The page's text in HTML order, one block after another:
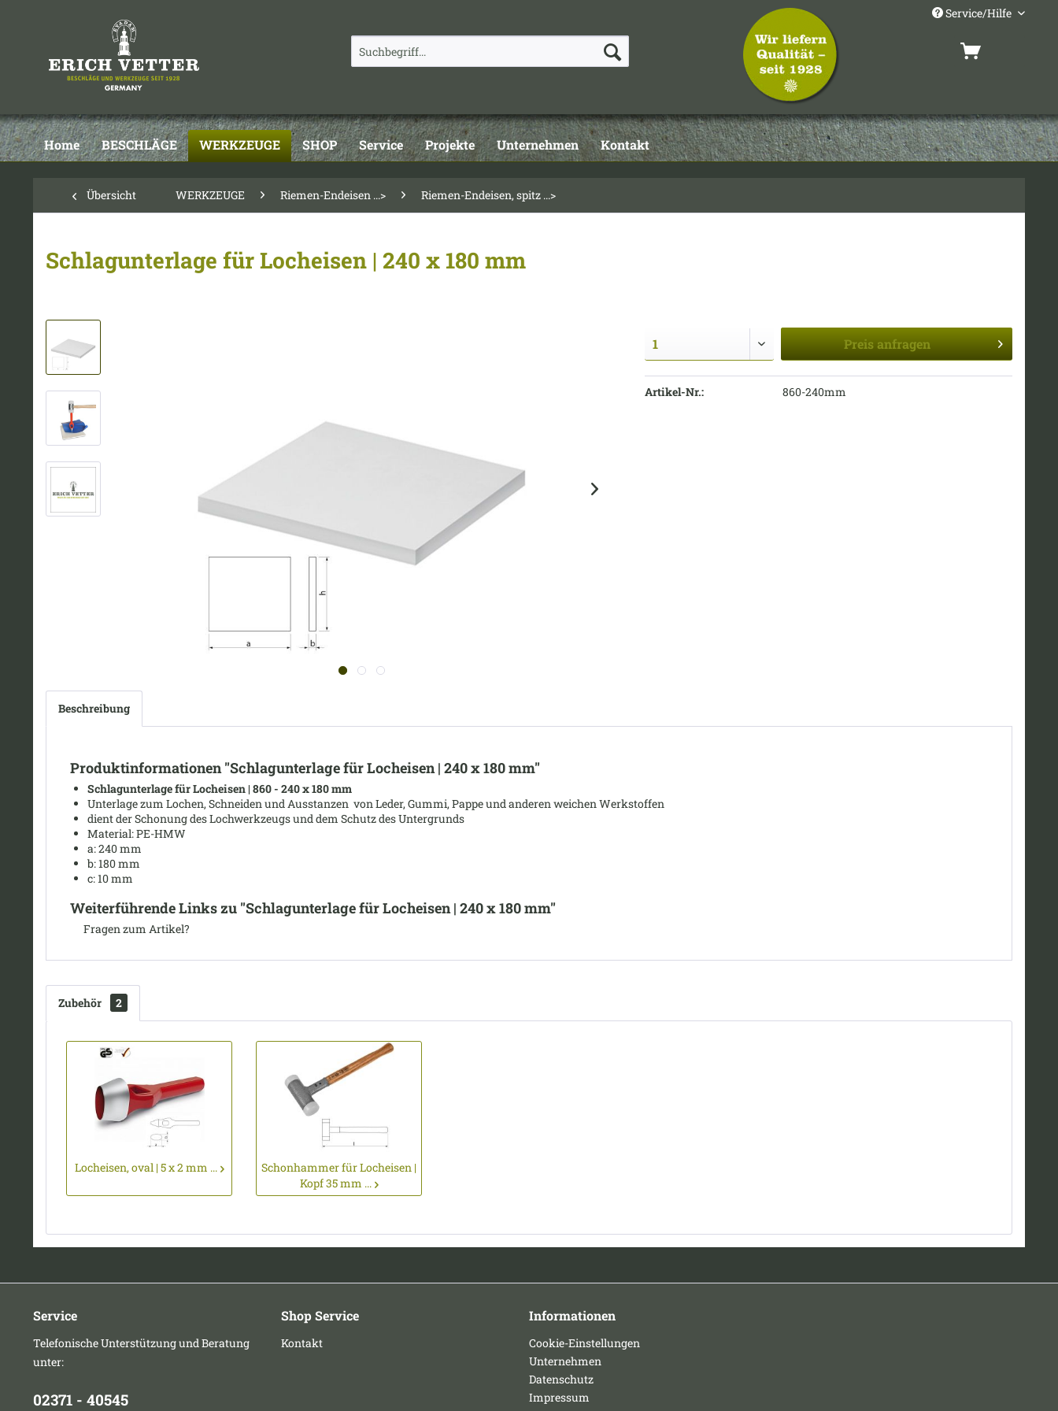
Service/Hilfe
Home BESCHLÄGE WERKZEUGE SHOP Service Projekte Unternehmen Kontakt
Übersicht WERKZEUGE Riemen-Endeisen ...> Riemen-Endeisen, spitz ...>
Schlagunterlage für Locheisen | 240 x 180 mm
Preis anfragen
Artikel-Nr.: 860-240mm
Beschreibung
Produktinformationen "Schlagunterlage für Locheisen | 240 x 180 mm"
Schlagunterlage für Locheisen | 860 - 240 x 180 mm
Unterlage zum Lochen, Schneiden und Ausstanzen von Leder, Gummi, Pappe und anderen weichen Werkstoffen
dient der Schonung des Lochwerkzeugs und dem Schutz des Untergrunds
Material: PE-HMW
a: 240 mm
b: 180 mm
c: 10 mm
Weiterführende Links zu "Schlagunterlage für Locheisen | 240 x 180 mm"
Fragen zum Artikel?
Zubehör 2
Locheisen, oval | 5 x 2 mm ...
Schonhammer für Locheisen |
Kopf 35 mm ...
Service
Telefonische Unterstützung und Beratung
unter:
02371 - 40545
Shop Service
Kontakt
Informationen
Cookie-Einstellungen
Unternehmen
Datenschutz
Impressum